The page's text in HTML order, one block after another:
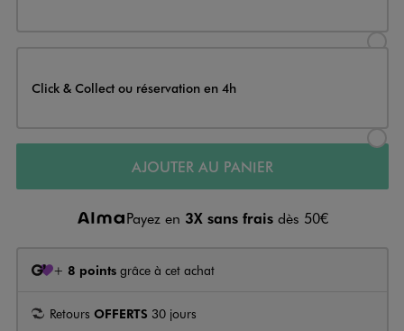
Click & Collect ou réservation en 4h
AJOUTER AU PANIER
Payez en 3X sans frais dès 50€
+ 8 points grâce à cet achat
Retours OFFERTS 30 jours